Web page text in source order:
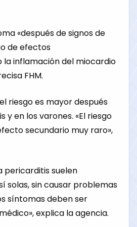
«después de signos de
deefectos
la inflamación del miocardio
FHM.
riesgo es mayor después
y en los varones. «El riesgo
secundario muy raro»,
pericarditis suelen
solas, sin causar problemas
síntomas deben ser
explica la agencia.